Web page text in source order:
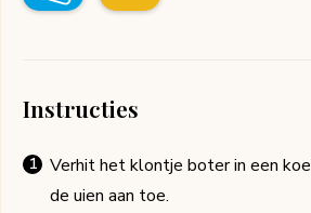
Instructies
Verhit het klontje boter in een
de uien aan toe.